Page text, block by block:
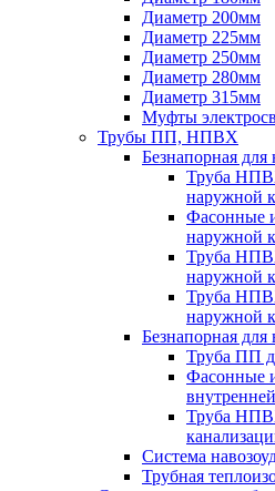
Диаметр 200мм
Диаметр 225мм
Диаметр 250мм
Диаметр 280мм
Диаметр 315мм
Муфты
Трубы ПП, НПВХ
Безнапорная
Труба
наружной
Фасонные
наружной
Труба
наружной
Труба
наружной
Безнапорная
Труба ПП
Фасонные
Труба
Система
Трубная